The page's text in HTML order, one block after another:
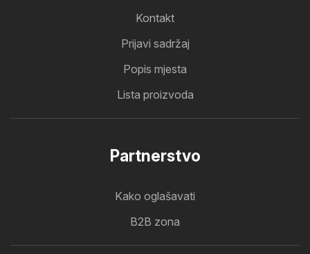
Kontakt
Prijavi sadržaj
Popis mjesta
Lista proizvoda
Partnerstvo
Kako oglašavati
B2B zona